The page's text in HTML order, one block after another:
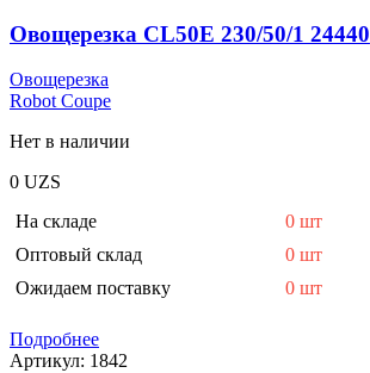
Овощерезка CL50E 230/50/1 24440
Овощерезка
Robot Coupe
Нет в наличии
0 UZS
На складе
0 шт
Оптовый склад
0 шт
Ожидаем поставку
0 шт
Подробнее
Артикул: 1842